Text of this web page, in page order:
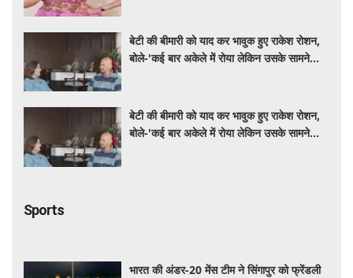
बेटी की बीमारी को याद कर भावुक हुए राकेश रोशन,
बोले-'कई बार अकेले में रोया लेकिन उसके सामने
बेटी की बीमारी को याद कर भावुक हुए राकेश रोशन,
बोले-'कई बार अकेले में रोया लेकिन उसके सामने
Sports
भारत की अंडर-20 मेंस टीम ने सिंगापुर को फ्रेंडली